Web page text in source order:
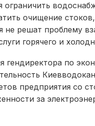
очищение
не решат проблему
горячего и
гендиректора по
предприятия со
за